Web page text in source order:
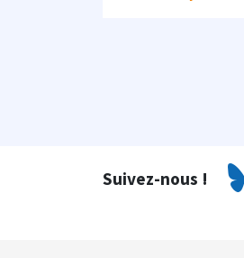
Suivez-nous !